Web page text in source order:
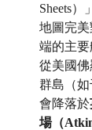
Sheets）
地圖完
端的主
從美國
群島（
會降落於
場（